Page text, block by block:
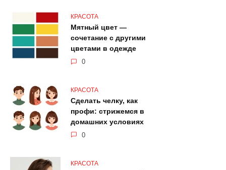
КРАСОТА
Мятный цвет —
сочетание с другими
цветами в одежде
0
КРАСОТА
Сделать челку, как
профи: стрижемся в
домашних условиях
0
КРАСОТА